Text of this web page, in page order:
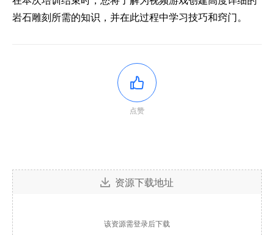
岩石雕刻所需的知识，并在此过程中学习技巧和窍门。
点赞
资源下载地址
该资源需登录后下载